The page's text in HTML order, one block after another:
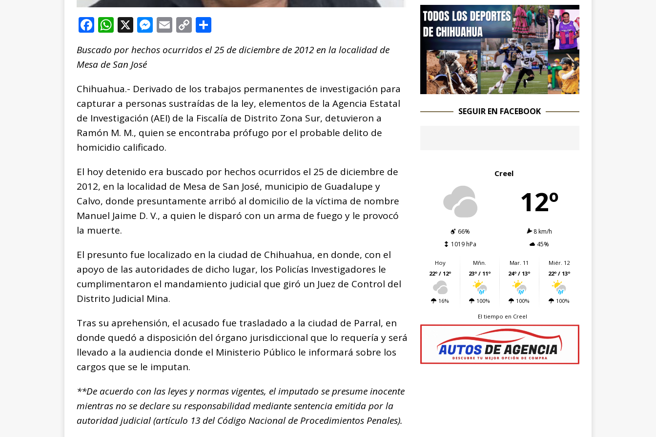
F
c
e
b
o
o
k
W
at
s
A
p
p
X M
ss
n
g
e
r
E
ai
C
p
Li
n
k
m
ar
ti
r
Buscado por hechos ocurridos el 25 de diciembre de 2012 en la localidad de
Mesa de San José
Chihuahua.- Derivado de los trabajos permanentes de investigación para
capturar a personas sustraídas de la ley, elementos de la Agencia Estatal
de Investigación (AEI) de la Fiscalía de Distrito Zona Sur, detuvieron a
Ramón M. M., quien se encontraba prófugo por el probable delito de
homicidio calificado.
El hoy detenido era buscado por hechos ocurridos el 25 de diciembre de
2012, en la localidad de Mesa de San José, municipio de Guadalupe y
Calvo, donde presuntamente arribó al domicilio de la víctima de nombre
Manuel Jaime D. V., a quien le disparó con un arma de fuego y le provocó
la muerte.
El presunto fue localizado en la ciudad de Chihuahua, en donde, con el
apoyo de las autoridades de dicho lugar, los Policías Investigadores le
cumplimentaron el mandamiento judicial que giró un Juez de Control del
Distrito Judicial Mina.
Tras su aprehensión, el acusado fue trasladado a la ciudad de Parral, en
donde quedó a disposición del órgano jurisdiccional que lo requería y será
llevado a la audiencia donde el Ministerio Público le informará sobre los
cargos que se le imputan.
**De acuerdo con las leyes y normas vigentes, el imputado se presume inocente
mientras no se declare su responsabilidad mediante sentencia emitida por la
autoridad judicial (artículo 13 del Código Nacional de Procedimientos Penales).
SEGUIR EN FACEBOOK
Creel
12º
66%
8 km/h
1019 hPa
45%
Hoy
22º / 12º
16%
Mñn.
23º / 11º
100%
Mar. 11
24º / 13º
100%
Miér. 12
22º / 13º
100%
El tiempo en Creel